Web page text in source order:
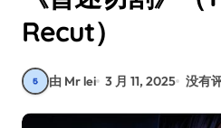
Recut）
由 Mr lei 3 月 11, 2025 没有